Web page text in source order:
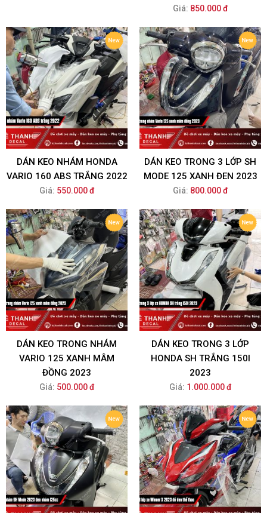
Giá: 850.000 đ
DÁN KEO NHÁM HONDA
VARIO 160 ABS TRẮNG 2022
Giá: 550.000 đ
DÁN KEO TRONG 3 LỚP SH
MODE 125 XANH ĐEN 2023
Giá: 800.000 đ
DÁN KEO TRONG NHÁM
VARIO 125 XANH MÂM
ĐỒNG 2023
Giá: 500.000 đ
DÁN KEO TRONG 3 LỚP
HONDA SH TRẮNG 150I
2023
Giá: 1.000.000 đ